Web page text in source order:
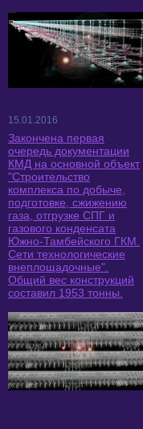
15.01.2016
Закончена первая
очередь документации
КМД на основной объект
"Строительство
комплекса по добыче,
подготовке, сжижению
газа, отгрузке СПГ и
газового конденсата
Южно-Тамбейского ГКМ.
Сети технологические
внеплощадочные".
Общий вес конструкций
составил 1953 тонны.